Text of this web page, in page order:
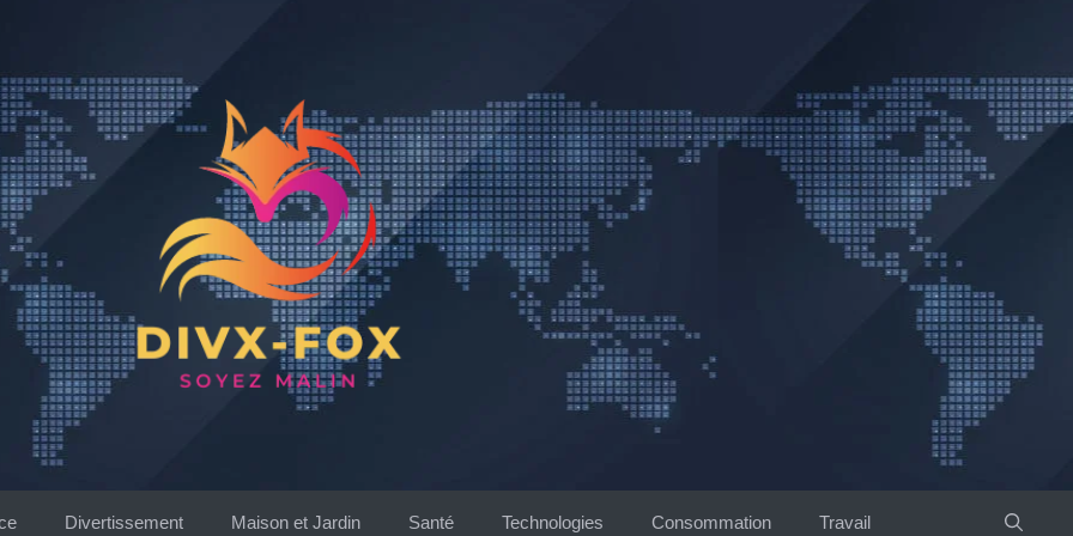
Divertissement Maison et Jardin Santé Technologies Consommation Travail